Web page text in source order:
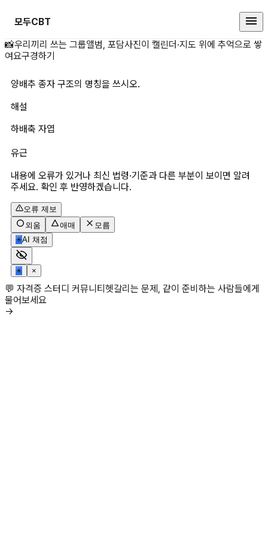
모두CBT
양배추 종자 구조의 명칭을 쓰시오.
📸우리끼리 쓰는 그룹앨범, 포담사진이 캘린더·지도 위에 추억으로 쌓
여요구경하기
양배추 종자 구조의 명칭을 쓰시오.
해설
하배축 자엽
유근
내용에 오류가 있거나 최신 법령·기준과 다른 부분이 보이면 알려
주세요. 확인 후 반영하겠습니다.
오류 제보
외움
애매
모름
✳AI 채점
✳ ×
💬 자격증 스터디 커뮤니티헷갈리는 문제, 같이 준비하는 사람들에게
물어보세요
→